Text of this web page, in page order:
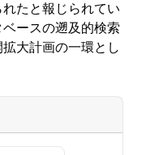
たと報じられてい
ースの遡及的検索
大計画の一環とし